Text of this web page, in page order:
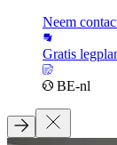
Neem
Gratis
BE-nl